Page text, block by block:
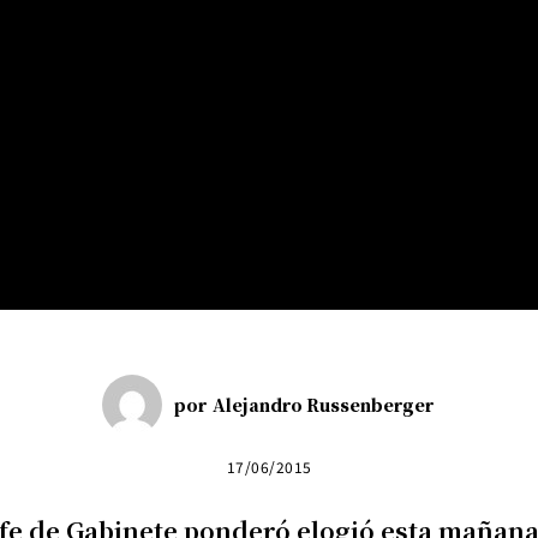
por Alejandro Russenberger
17/06/2015
de Gabinete ponderó elogió esta